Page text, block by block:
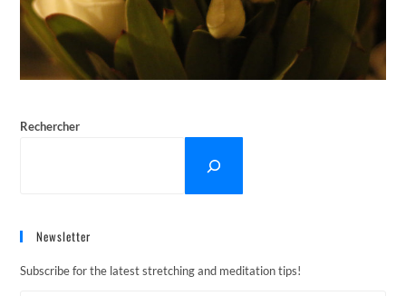
Rechercher
Newsletter
Subscribe for the latest stretching and meditation tips!